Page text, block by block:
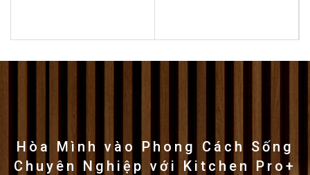
5
Hòa Mình vào Phong Cách Sống
Chuyên Nghiệp với Kitchen Pro+